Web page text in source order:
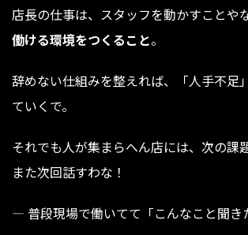
店長の仕事は、スタッフを動かすことやな
働ける環境をつくること。
辞めない仕組みを整えれば、「人手不足
ていくで。
それでも人が集まらへん店には、次の課
また次回話すわな！
— 普段現場で働いてて「こんなこと聞き